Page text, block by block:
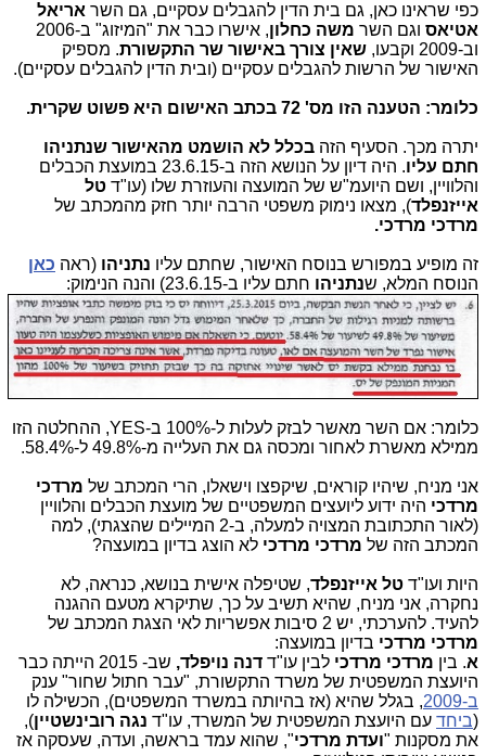
כפי שראינו כאן, גם בית הדין להגבלים עסקיים, גם השר אריאל
אטיאסוגם השר משה כחלון
, אישרו כבר את "המיזוג" ב-2006
וב-2009 וקבעו,
שאין צורך באישור שר התקשורת. מספיק
האישור של הרשות להגבלים עסקיים (ובית הדין להגבלים עסקיים).
כלומר: הטענה הזו מס' 72 בכתב האישום היא פשוט שקרית.
יתרה מכך. הסעיף הזה בכלל לא הושמט מהאישור שנתניהו
חתם עליו
. היה דיון על הנושא הזה ב-23.6.15 במועצת הכבלים
והלוויין, ושם היועמ"ש של המועצה והעוזרת שלו (עו"ד טל
אייזנפלד), מצאו נימוק משפטי הרבה יותר חזק מהמכתב של
מרדכי מרדכי.
זה מופיע במפורש בנוסח האישור, שחתם עליו נתניהו (ראה כאן
הנוסח המלא, שנתניהוחתם עליו ב-23.6.15) והנה הנימוק:
כלומר: אם השר מאשר לבזק לעלות ל-100% ב-YES, ההחלטה הזו
ממילא מאשרת לאחור ומכסה גם את העלייה מ-49.8% ל-58.4%.
אני מניח, שיהיו קוראים, שיקפצו וישאלו, הרי המכתב של מרדכי
מרדכיהיה ידוע ליועצים המשפטיים של מועצת הכבלים והלוויין
(לאור התכתובת המצויה למעלה, ב-2 המיילים שהצגתי), למה
המכתב הזה של מרדכי מרדכי לא הוצג בדיון במועצה?
היות ועו"ד טל אייזנפלד, שטיפלה אישית בנושא, כנראה, לא
נחקרה, אני מניח, שהיא תשיב על כך, שתיקרא מטעם ההגנה
להעיד. להערכתי, יש 2 סיבות אפשריות לאי הצגת המכתב של
מרדכי מרדכיבדיון במועצה:
א. בין מרדכי מרדכי לבין עו"ד דנה נויפלד,
שב- 2015 הייתה כבר
היועצת המשפטית של משרד התקשורת, "עבר חתול שחור" ענק
ב-2009
, בגלל שהיא (אז בהיותה במשרד המשפטים), הכשילה לו
(ביחדעם היועצת המשפטית של המשרד, עו"ד נגה רובינשטיין),
את מסקנות "ועדת מרדכי", שהוא עמד בראשה, ועדה, שעסקה אז